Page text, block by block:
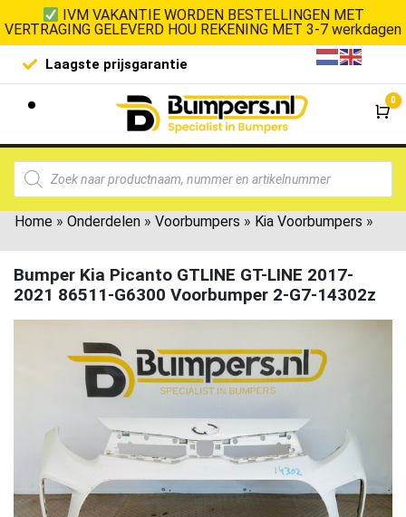
IVM VAKANTIE WORDEN BESTELLINGEN MET
VERTRAGING GELEVERD HOU REKENING MET 3-7 werkdagen
Laagste prijsgarantie De
0
Home » Onderdelen » Voorbumpers » Kia Voorbumpers »
Bumper Kia Picanto GTLINE GT-LINE 2017-
2021 86511-G6300 Voorbumper 2-G7-14302z